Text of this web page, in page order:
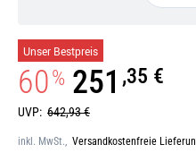
Galerie
öffnen
UVP: 642,93 €
60% 251 ,35 €
Unser Bestpreis
inkl. MwSt., Versandkostenfreie